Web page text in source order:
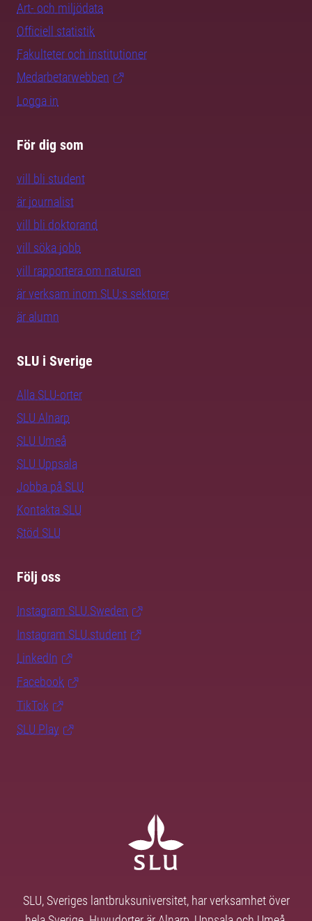
Art- och miljödata
Officiell statistik
Fakulteter och institutioner
Medarbetarwebben
Logga in
För dig som
vill bli student
är journalist
vill bli doktorand
vill söka jobb
vill rapportera om naturen
är verksam inom SLU:s sektorer
är alumn
SLU i Sverige
Alla SLU-orter
SLU Alnarp
SLU Umeå
SLU Uppsala
Jobba på SLU
Kontakta SLU
Stöd SLU
Följ oss
Instagram SLU.Sweden
Instagram SLU.student
LinkedIn
Facebook
TikTok
SLU Play
SLU, Sveriges lantbruksuniversitet, har verksamhet över